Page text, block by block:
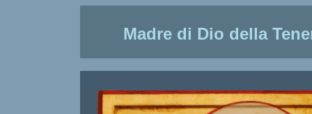
Madre di Dio della